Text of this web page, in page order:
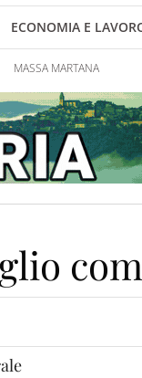
ECONOMIA E
MASSA MARTANA